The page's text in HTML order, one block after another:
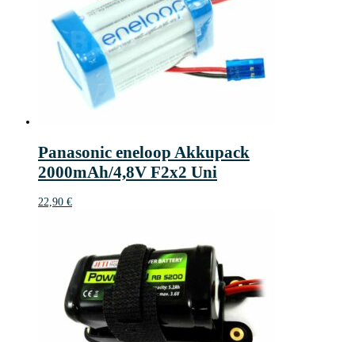
Panasonic eneloop Akkupack
2000mAh/4,8V F2x2 Uni
22,90 €